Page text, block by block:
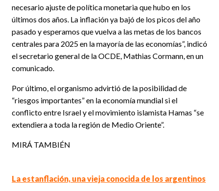
necesario ajuste de política monetaria que hubo en los
últimos dos años. La inflación ya bajó de los picos del año
pasado y esperamos que vuelva a las metas de los bancos
centrales para 2025 en la mayoría de las economías”, indicó
el secretario general de la OCDE, Mathias Cormann, en un
comunicado.
Por último, el organismo advirtió de la posibilidad de
“riesgos importantes” en la economía mundial si el
conflicto entre Israel y el movimiento islamista Hamas “se
extendiera a toda la región de Medio Oriente”.
MIRÁ TAMBIÉN
La estanflación, una vieja conocida de los argentinos